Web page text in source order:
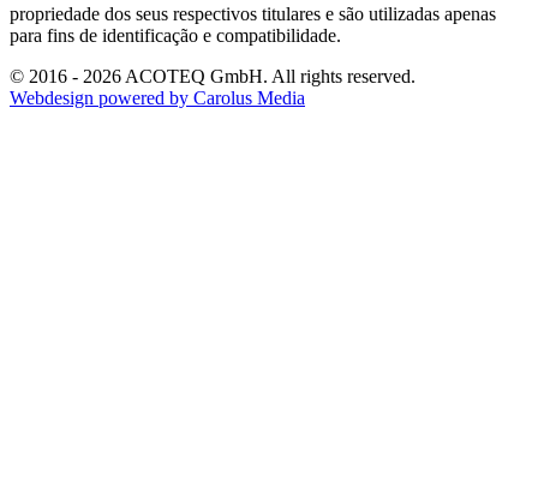
propriedade dos seus respectivos titulares e são utilizadas apenas
para fins de identificação e compatibilidade.
© 2016 - 2026 ACOTEQ GmbH. All rights reserved.
Webdesign powered by Carolus Media